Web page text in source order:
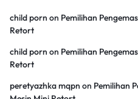
child porn on Pemilihan
Retort
child porn on Pemilihan
Retort
peretyazhka mqpn on Pemilihan